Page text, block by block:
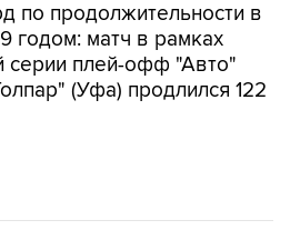
по продолжительности в
годом: матч в рамках
серии плей-офф "Авто"
(Уфа) продлился 122